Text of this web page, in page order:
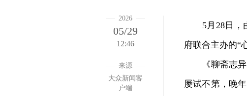
2026
05/29
12:46
来源
大众新闻客
户端
5月28日，由
府联合主办的“
《聊斋志异
屡试不第，晚